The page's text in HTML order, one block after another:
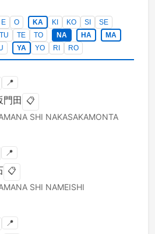
E O KA KI KO SI
SE
TU TE TO NA HA
MA
YA YO RI RO
📍
門田 📋
SHI NAKASAKAMONTA
📍
📋
SHI NAMEISHI
📍